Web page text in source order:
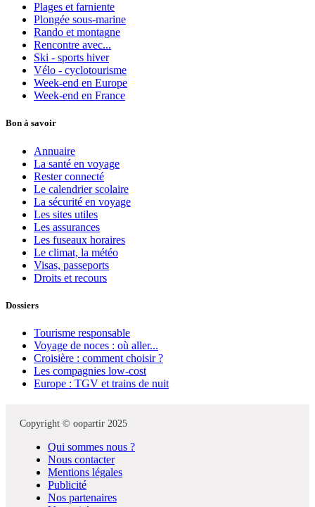
Plages et farniente
Plongée sous-marine
Rando et montagne
Rencontre avec...
Ski - sports hiver
Vélo - cyclotourisme
Week-end en Europe
Week-end en France
Bon à savoir
Annuaire
La santé en voyage
Rester connecté
Le calendrier scolaire
La sécurité en voyage
Les sites utiles
Les assurances
Les fuseaux horaires
Le climat, la météo
Visas, passeports
Droits et recours
Dossiers
Tourisme responsable
Voyage de noces : où aller...
Croisière : comment choisir ?
Les compagnies low-cost
Europe : TGV et trains de nuit
Copyright © oopartir 2025
Qui sommes nous ?
Nous contacter
Mentions légales
Publicité
Nos partenaires